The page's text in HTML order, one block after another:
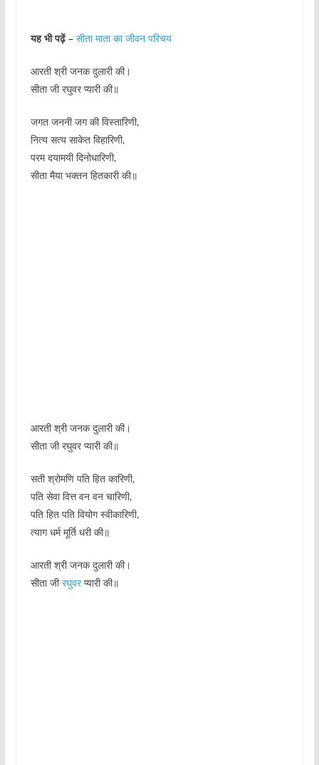
यह भी पढ़ें – सीता माता का जीवन परिचय
आरती श्री जनक दुलारी की।
सीता जी रघुवर प्यारी की॥
जगत जननी जग की विस्तारिणी,
नित्य सत्य साकेत विहारिणी,
परम दयामयी दिनोधारिणी,
सीता मैया भक्तन हितकारी की॥
आरती श्री जनक दुलारी की।
सीता जी रघुवर प्यारी की॥
सती श्रोमणि पति हित कारिणी,
पति सेवा वित्त वन वन चारिणी,
पति हित पति वियोग स्वीकारिणी,
त्याग धर्म मूर्ति धरी की॥
आरती श्री जनक दुलारी की।
सीता जीरघुवरप्यारी की॥